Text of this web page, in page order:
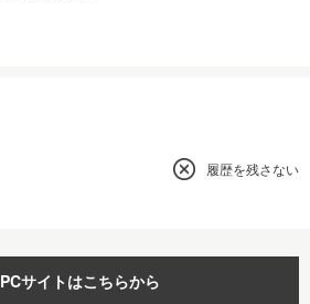
履歴を残さない
PCサイトはこちらから